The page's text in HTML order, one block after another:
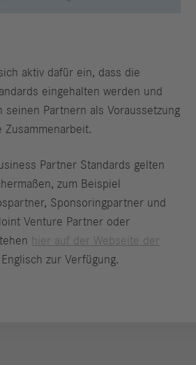
aktiv dafür ein, dass die
eingehalten werden und
seinen Partnern als Voraussetzung
Partner Standards gelten
zum Beispiel
Sponsoringpartner und
Venture Partner oder
hier auf der Webseite der
zur Verfügung.